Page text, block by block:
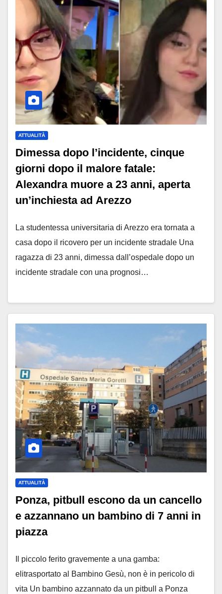
ATTUALITÀ
Dimessa dopo l’incidente, cinque
giorni dopo il malore fatale:
Alexandra muore a 23 anni, aperta
un’inchiesta ad Arezzo
La studentessa universitaria di Arezzo era tornata a
casa dopo il ricovero per un incidente stradale Una
ragazza di 23 anni, dimessa dall’ospedale dopo un
incidente stradale con una prognosi…
ATTUALITÀ
Ponza, pitbull escono da un cancello
e azzannano un bambino di 7 anni in
piazza
Il piccolo ferito gravemente a una gamba:
elitrasportato al Bambino Gesù, non è in pericolo di
vita Un bambino azzannato da un pitbull a Ponza